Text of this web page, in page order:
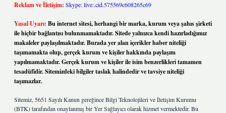
Reklam ve İletişim: Skype: live:.cid.575569c608265c69
Yasal Uyarı: Bu internet sitesi, herhangi bir marka, kurum veya şahıs şirketi
ile hiçbir bağlantısı bulunmamaktadır. Sitede yalnızca kendi hazırladığımız
makaleler paylaşılmaktadır. Burada yer alan içerikler haber niteliği
taşımamakta olup, gerçek kurum ve kişiler hakkında paylaşım
yapılmamaktadır. Gerçek kurum ve kişiler ile isim benzerlikleri tamamen
tesadüfidir. Sitemizdeki bilgiler taslak halindedir ve tavsiye niteliği
taşımazlar.
Sitemiz, 5651 Sayılı Kanun gereğince Bilgi Teknolojileri ve İletişim Kurumu
(BTK) tarafından onaylanmış bir Yer Sağlayıcı olarak hizmet vermektedir. Bu